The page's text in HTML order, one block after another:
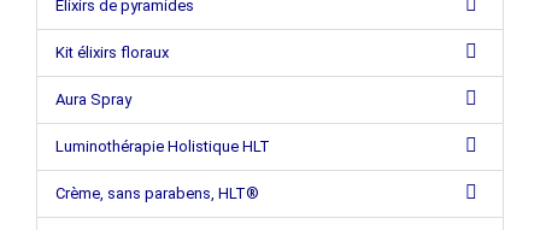
Elixirs de pyramides
Kit élixirs floraux
Aura Spray
Luminothérapie Holistique HLT
Crème, sans parabens, HLT®